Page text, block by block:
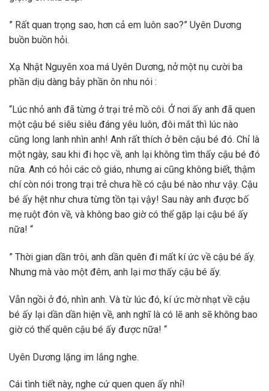
” Rất quan trọng sao, hơn cả em luôn sao?” Uyên Dương
buồn buồn hỏi.
Xạ Nhật Nguyên xoa má Uyên Dương, nở một nụ cười ba
phần dịu dàng bảy phần ôn nhu nói :
“Lúc nhỏ anh đã từng ở trại trẻ mồ côi. Ở nơi ấy anh đã quen
một cậu bé siêu siêu đáng yêu luôn, đôi mắt thì lúc nào
cũng long lanh nhìn anh! Anh rất thích ở bên cậu bé đó. Chỉ là
một ngày, sau khi đi học về, anh lại không tìm thấy cậu bé đó
nữa. Anh có hỏi các cô giáo, nhưng ai cũng không biết, thậm
chí còn nói trong trại trẻ chưa hề có cậu bé nào như vậy. Cậu
bé ấy hệt như chưa từng tồn tại vậy! Sau này anh được bố
mẹ ruột đón về, và không bao giờ có thể gặp lại cậu bé ấy
nữa! “
” Thời gian dần trôi, anh dần quên đi mất kí ức về cậu bé ấy.
Nhưng mà vào một đêm, anh lại mơ thấy cậu bé ấy.
Vẫn ngồi ở đó, nhìn anh. Và từ lúc đó, kí ức mờ nhạt về cậu
bé ấy lại dần dần hiện về, anh nghĩ là có lẽ anh sẽ không bao
giờ có thể quên cậu bé ấy được nữa! “
Uyên Dương lặng im lắng nghe.
Cái tình tiết này, nghe cứ quen quen ấy nhỉ!